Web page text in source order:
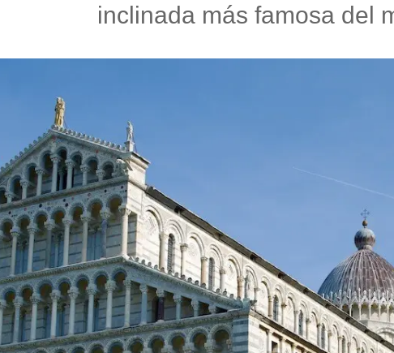
inclinada más famosa del